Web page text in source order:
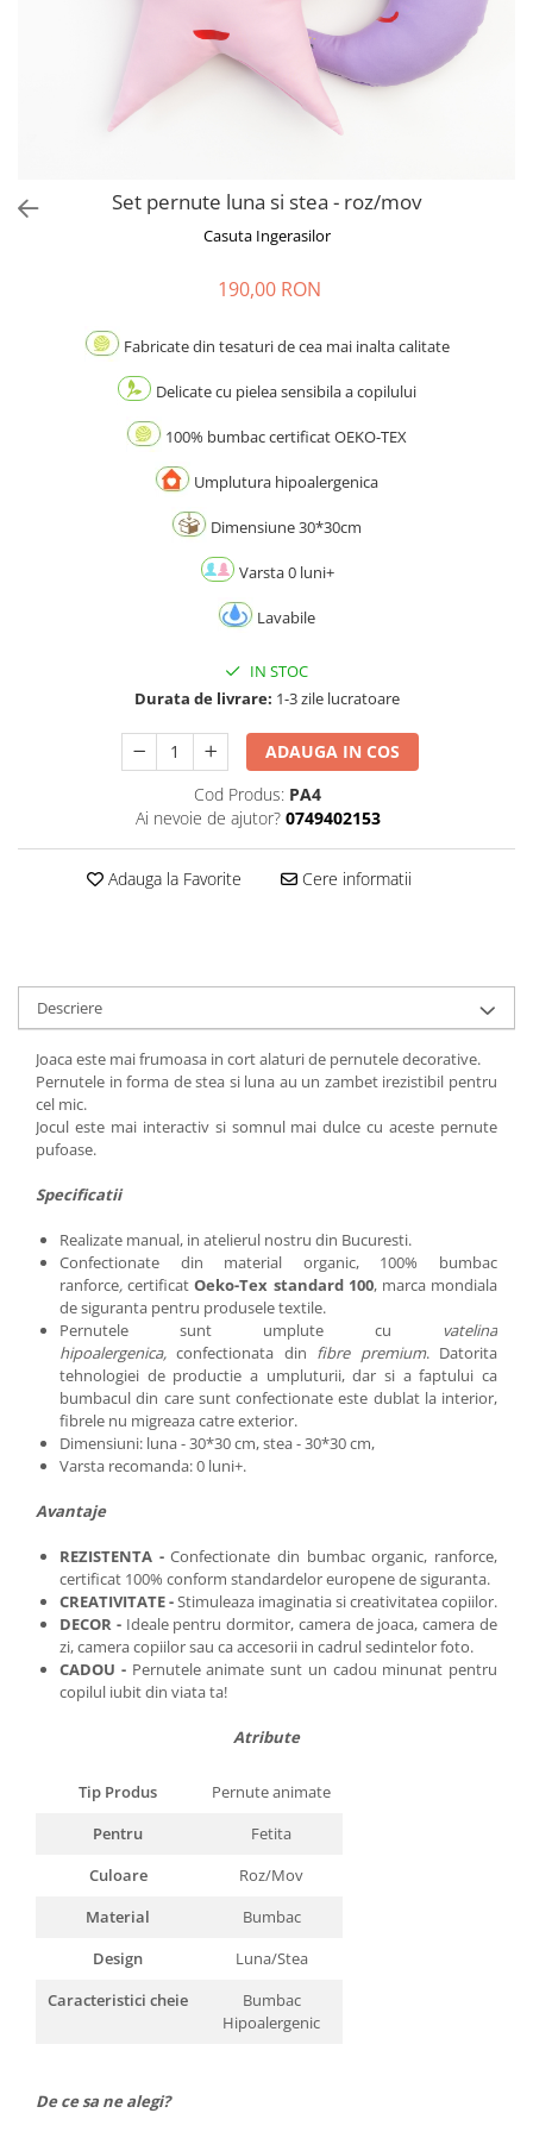
Set pernute luna si stea - roz/mov
Casuta Ingerasilor
190,00 RON
Fabricate din tesaturi de cea mai inalta calitate
Delicate cu pielea sensibila a copilului
100% bumbac certificat OEKO-TEX
Umplutura hipoalergenica
Dimensiune 30*30cm
Varsta 0 luni+
Lavabile
IN STOC
Durata de livrare: 1-3 zile lucratoare
ADAUGA IN COS
Cod Produs: PA4
Ai nevoie de ajutor? 0749402153
Adauga la Favorite Cere informatii
Descriere
Joaca este mai frumoasa in cort alaturi de pernutele decorative.
Pernutele in forma de stea si luna au un zambet irezistibil pentru
cel mic.
Jocul este mai interactiv si somnul mai dulce cu aceste pernute
pufoase.
Specificatii
Realizate manual, in atelierul nostru din Bucuresti.
Confectionate din material organic, 100% bumbac
ranforce, certificatOeko-Tex standard 100, marca mondiala
de siguranta pentru produsele textile.
Pernutele sunt umplute cu vatelina
hipoalergenica,confectionata din fibre premium. Datorita
tehnologiei de productie a umpluturii, dar si a faptului ca
bumbacul din care sunt confectionate este dublat la interior,
fibrele nu migreaza catre exterior.
Dimensiuni: luna - 30*30 cm, stea - 30*30 cm,
Varsta recomanda: 0 luni+.
Avantaje
REZISTENTA -Confectionate din bumbac organic, ranforce,
certificat 100% conform standardelor europene de siguranta.
CREATIVITATE -Stimuleaza imaginatia si creativitatea copiilor.
DECOR - Ideale pentru dormitor, camera de joaca, camera de
zi, camera copiilor sau ca accesorii in cadrul sedintelor foto.
CADOU - Pernutele animate sunt un cadou minunat pentru
copilul iubit din viata ta!
Atribute
Tip Produs
Pernute animate
Pentru
Fetita
Culoare
Roz/Mov
Material
Bumbac
Design
Luna/Stea
Caracteristici cheie
Bumbac
Hipoalergenic
De ce sa ne alegi?